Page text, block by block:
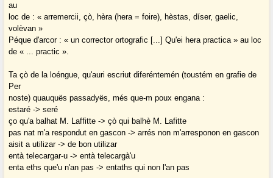
au
loc de : « arremercii, çò, hèra (hera = foire), hèstas, díser, gaelic,
volèvan »
Péque d'arcor : « un corrector ortografic [...] Qu'ei hera practica » au loc
de « ... practic ».
Ta çò de la loéngue, qu'auri escriut diferéntemén (toustém en grafie de
Per
noste) quauquës passadyës, més que-m poux engana :
estaré -> seré
ço qu'a balhat M. Laffitte -> çò qui balhè M. Lafitte
pas nat m'a respondut en gascon -> arrés non m'arresponon en gascon
aisit a utilizar -> de bon utilizar
entà telecargar-u -> entà telecargà'u
enta eths que'u n'an pas -> entaths qui non l'an pas